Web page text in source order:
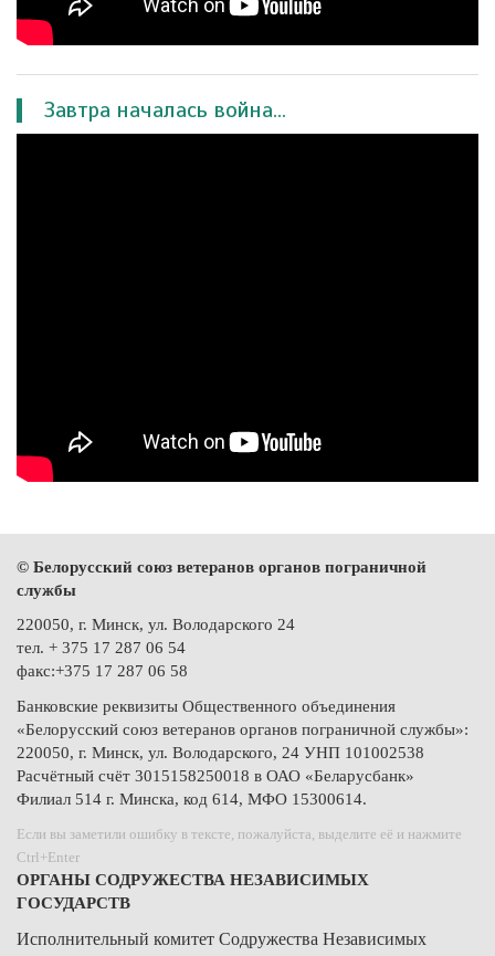
Завтра началась война...
© Белорусский союз ветеранов органов пограничной
службы
220050, г. Минск, ул. Володарского 24
тел. + 375 17 287 06 54
факс:+375 17 287 06 58
Банковские реквизиты Общественного объединения
«Белорусский союз ветеранов органов пограничной службы»:
220050, г. Минск, ул. Володарского, 24 УНП 101002538
Расчётный счёт 3015158250018 в ОАО «Беларусбанк»
Филиал 514 г. Минска, код 614, МФО 15300614.
Если вы заметили ошибку в тексте, пожалуйста, выделите её и нажмите
Ctrl+Enter
ОРГАНЫ СОДРУЖЕСТВА НЕЗАВИСИМЫХ
ГОСУДАРСТВ
Исполнительный комитет Содружества Независимых